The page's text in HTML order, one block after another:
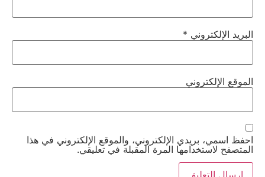
البريد الإلكتروني *
الموقع الإلكتروني
احفظ اسمي، بريدي الإلكتروني، والموقع الإلكتروني في هذا
المتصفح لاستخدامها المرة المقبلة في تعليقي.